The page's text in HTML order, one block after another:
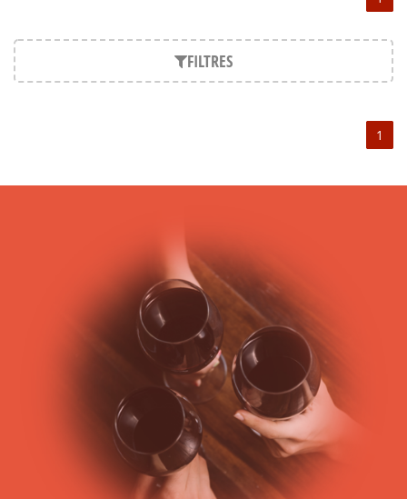
les vins du Médoc, ses millésimes étant souvent salués par
Manou 2010, Clos Manou 2009) ont reçu de Robert Parker les
notes respectives de 90 et 91.
puissant, Clos Manou 2010 présente un nuancier aromatique
original avec des notes fruitées et florales. Clos Manou 2009
millésimes de Clos Manou. En effet, les fruits et les arômes
empyreumatiques sont typiques de ce vin du Médoc.
FILTRES
1